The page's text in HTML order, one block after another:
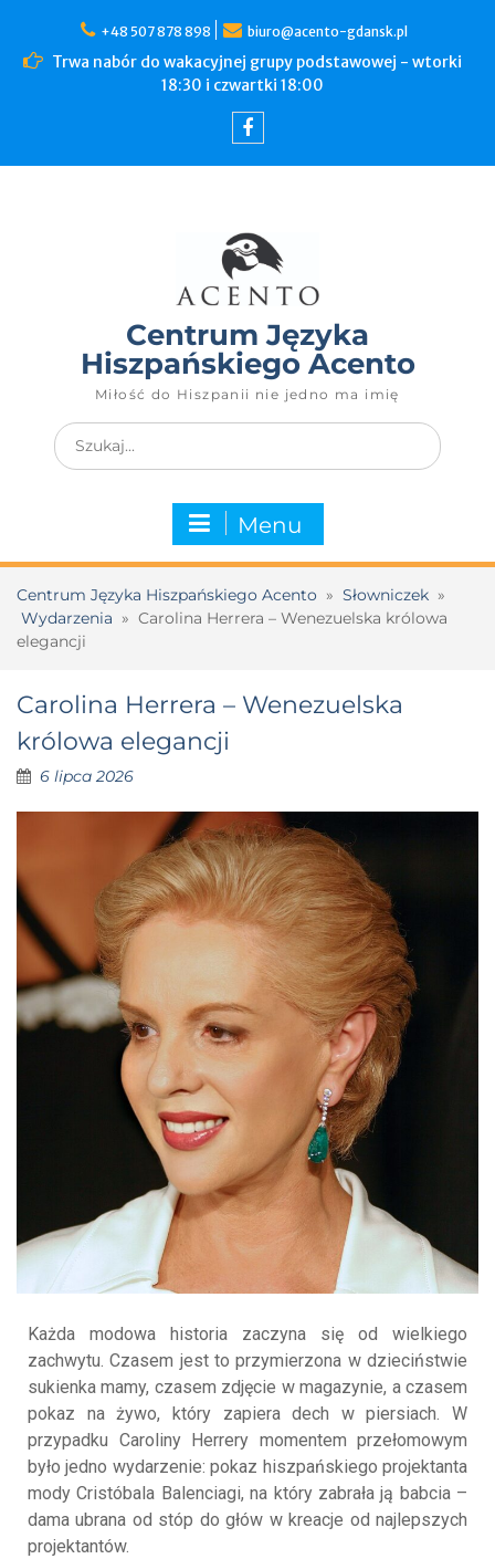
+48 507 878 898 biuro@acento-gdansk.pl
Trwa nabór do wakacyjnej grupy podstawowej - wtorki
18:30 i czwartki 18:00
Centrum Języka
Hiszpańskiego Acento
Miłość do Hiszpanii nie jedno ma imię
Menu
Centrum Języka Hiszpańskiego Acento » Słowniczek »
Wydarzenia » Carolina Herrera – Wenezuelska królowa
elegancji
Carolina Herrera – Wenezuelska
królowa elegancji
6 lipca 2026
Każda modowa historia zaczyna się od wielkiego
zachwytu. Czasem jest to przymierzona w dzieciństwie
sukienka mamy, czasem zdjęcie w magazynie, a czasem
pokaz na żywo, który zapiera dech w piersiach. W
przypadku Caroliny Herrery momentem przełomowym
było jedno wydarzenie: pokaz hiszpańskiego projektanta
mody Cristóbala Balenciagi, na który zabrała ją babcia –
dama ubrana od stóp do głów w kreacje od najlepszych
projektantów.